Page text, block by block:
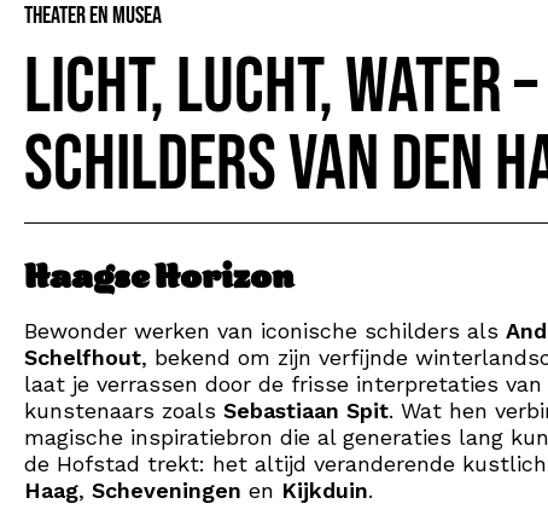
Theater en Musea
Licht, lucht, water –
schilders van Den
Haagse Horizon
Bewonder werken van iconische schilders als
Schelfhout, bekend om zijn verfijnde
laat je verrassen door de frisse interpretaties van
kunstenaars zoals Sebastiaan Spit. Wat hen
magische inspiratiebron die al generaties lang
de Hofstad trekt: het altijd veranderende
Haag, Scheveningen en Kijkduin.